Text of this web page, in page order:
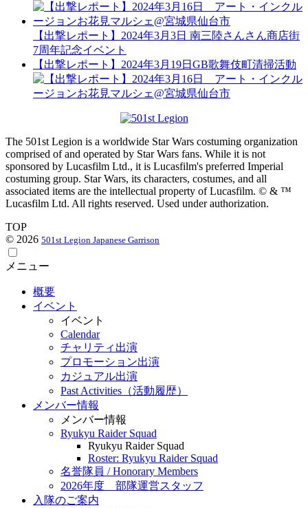
【出撃レポート】2024年3月3日 南三陸さんさん商店街
7周年記念イベント
【出撃レポート】2024年3月19日GB歌舞伎町清掃活動
The 501st Legion is a worldwide Star Wars costuming organization
comprised of and operated by Star Wars fans. While it is not
sponsored by Lucasfilm Ltd., it is Lucasfilm's preferred Imperial
costuming group. Star Wars, its characters, costumes, and all
associated items are the intellectual property of Lucasfilm. © & ™
Lucasfilm Ltd. All rights reserved. Used under authorization.
TOP
© 2026 501st Legion Japanese Garrison
メニュー
概要
イベント
イベント
Calendar
チャリティ出演
プロモーション出演
カジュアル出演
Past Activities（活動履歴）
メンバー情報
メンバー情報
Ryukyu Raider Squad
Ryukyu Raider Squad
Roster: Ryukyu Raider Squad
名誉隊員 / Honorary Members
2026年度 部隊運営スタッフ
入隊のご案内